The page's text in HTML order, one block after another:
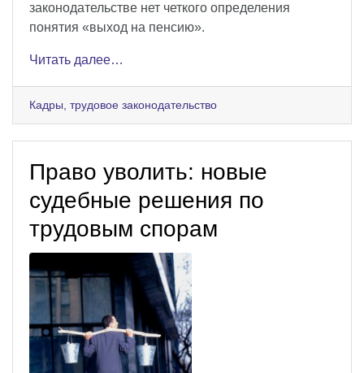
законодательстве нет четкого определения
понятия «выход на пенсию».
Читать далее…
Кадры, трудовое законодательство
Право уволить: новые
судебные решения по
трудовым спорам